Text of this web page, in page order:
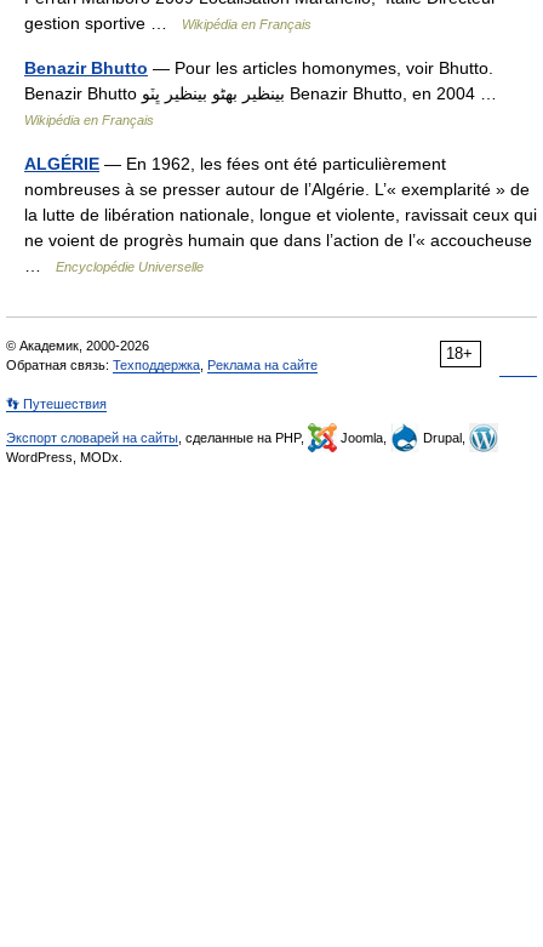
gestion sportive …
Wikipédia en Français
Benazir Bhutto — Pour les articles homonymes, voir Bhutto.
Benazir Bhutto بینظیر بھٹو بينظير ڀٽو Benazir Bhutto, en 2004 …
Wikipédia en Français
ALGÉRIE — En 1962, les fées ont été particulièrement
nombreuses à se presser autour de l’Algérie. L’« exemplarité » de
la lutte de libération nationale, longue et violente, ravissait ceux qui
ne voient de progrès humain que dans l’action de l’« accoucheuse
Encyclopédie Universelle
18+
© Академик, 2000-2026
Обратная связь: Техподдержка Реклама на сайте
👣 Путешествия
Экспорт словарей на сайты , сделанные на PHP, Joomla,
Drupal,
WordPress, MODx.